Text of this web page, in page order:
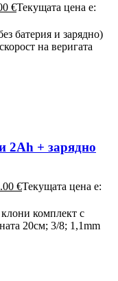
€Текущата цена е:
батерия и зарядно)
на веригата
2Ah + зарядно
€Текущата цена е:
комплект с
20см; 3/8; 1,1mm